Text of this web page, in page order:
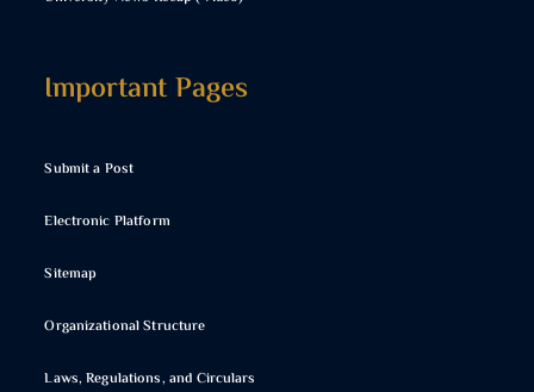
Important Pages
Submit a Post
Electronic Platform
Sitemap
Organizational Structure
Laws, Regulations, and Circulars